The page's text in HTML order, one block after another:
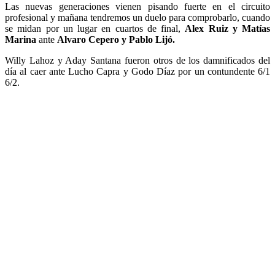
Las nuevas generaciones vienen pisando fuerte en el circuito
profesional y mañana tendremos un duelo para comprobarlo, cuando
se midan por un lugar en cuartos de final, Alex Ruiz y Matías
Marina ante Alvaro Cepero y Pablo Lijó.
Willy Lahoz y Aday Santana fueron otros de los damnificados del
día al caer ante Lucho Capra y Godo Díaz por un contundente 6/1
6/2.